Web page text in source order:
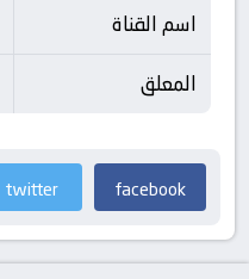
اسم القناة
المعلق
facebook
twitter